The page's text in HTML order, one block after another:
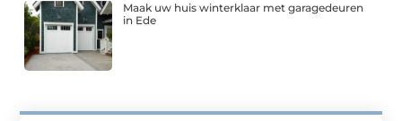
Maak uw huis winterklaar met garagedeuren
in Ede